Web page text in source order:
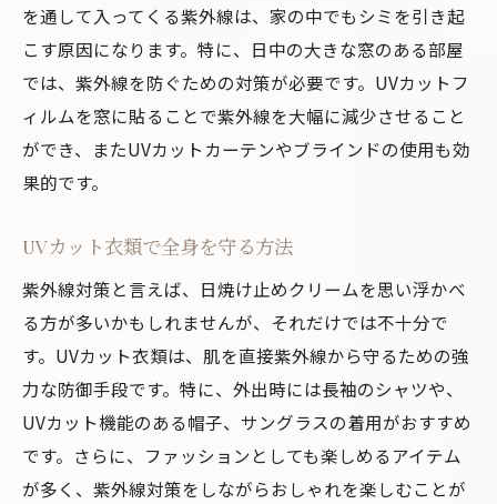
睡眠時間と肌の関係を知る
食事と睡眠を整える習慣作り
心も豊かにする毎日のシミ予防習慣
ストレスがシミに与える影響
心と肌を整えるリフレッシュ法
メンタルヘルスとシミ予防の相関
美肌を守るためのシミ対策生活習慣の見直し
生活リズムを整えるシミ予防法
適度な運動がもたらす美肌効果
日常生活で避けるべきシミの原因
を通して入ってくる紫外線は、家の中でもシミを引き起
こす原因になります。特に、日中の大きな窓のある部屋
では、紫外線を防ぐための対策が必要です。UVカットフ
ィルムを窓に貼ることで紫外線を大幅に減少させること
ができ、またUVカットカーテンやブラインドの使用も効
果的です。
UVカット衣類で全身を守る方法
紫外線対策と言えば、日焼け止めクリームを思い浮かべ
る方が多いかもしれませんが、それだけでは不十分で
す。UVカット衣類は、肌を直接紫外線から守るための強
力な防御手段です。特に、外出時には長袖のシャツや、
UVカット機能のある帽子、サングラスの着用がおすすめ
です。さらに、ファッションとしても楽しめるアイテム
が多く、紫外線対策をしながらおしゃれを楽しむことが